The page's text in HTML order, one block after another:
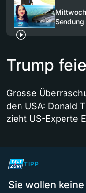
Sendung
Trump
Grosse
den USA: Donald
zieht US-Experte
TIPP
Sie wollen